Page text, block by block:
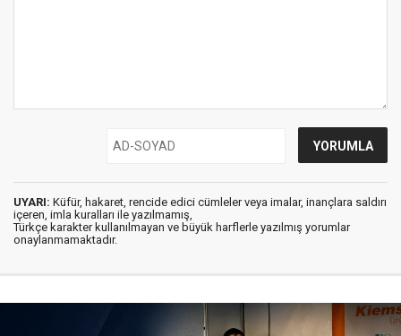
UYARI: Küfür, hakaret, rencide edici cümleler veya imalar, inançlara saldırı
içeren, imla kuralları ile yazılmamış,
Türkçe karakter kullanılmayan ve büyük harflerle yazılmış yorumlar
onaylanmamaktadır.